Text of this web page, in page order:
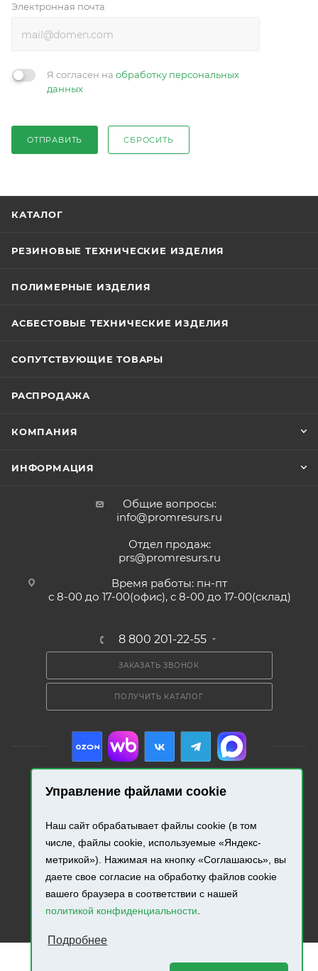
Управление файлами cookie
Наш сайт обрабатывает файлы cookie (в том
числе, файлы cookie, используемые «Яндекс-
метрикой»). Нажимая на кнопку «Соглашаюсь», вы
даете свое согласие на обработку файлов cookie
вашего браузера в соответствии с нашей
политикой конфиденциальности.
Подробнее
Электронная почта
Я согласен на обработку персональных
данных
ОТПРАВИТЬ СБРОСИТЬ
КАТАЛОГ
РЕЗИНОВЫЕ ТЕХНИЧЕСКИЕ ИЗДЕЛИЯ
ПОЛИМЕРНЫЕ ИЗДЕЛИЯ
АСБЕСТОВЫЕ ТЕХНИЧЕСКИЕ ИЗДЕЛИЯ
СОПУТСТВУЮЩИЕ ТОВАРЫ
РАСПРОДАЖА
КОМПАНИЯ
ИНФОРМАЦИЯ
Общие вопросы:
info@promresurs.ru
Отдел продаж:
prs@promresurs.ru
Время работы: пн-пт
с 8-00 до 17-00(офис), с 8-00 до 17-00(склад)
8 800 201-22-55
ЗАКАЗАТЬ ЗВОНОК
ПОЛУЧИТЬ КАТАЛОГ
Разработка и продвижение сайта.